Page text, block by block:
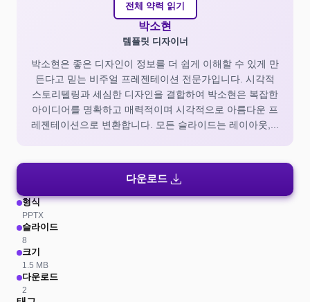
전체 약력 읽기
박소현
템플릿 디자이너
박소현은 좋은 디자인이 정보를 더 쉽게 이해할 수 있게 만
든다고 믿는 비주얼 프레젠테이션 전문가입니다. 시각적
스토리텔링과 세심한 디자인을 결합하여 박소현은 복잡한
아이디어를 명확하고 매력적이며 시각적으로 아름다운 프
레젠테이션으로 변환합니다. 모든 슬라이드는 레이아웃,...
다운로드 download
형식
PPTX
슬라이드
8
크기
1.5 MB
다운로드
2